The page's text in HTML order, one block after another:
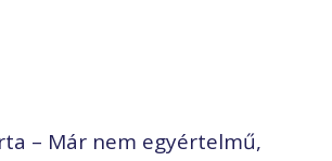
– Már nem egyértelmű,